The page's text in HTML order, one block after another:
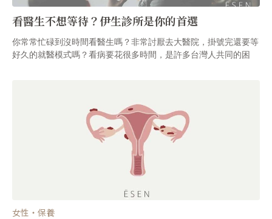
看醫生不想等待？伊生診所是你的首選
你常常忙碌到沒時間看醫生嗎？非常討厭去大醫院，掛號完還要等
好久的就醫模式嗎？看病要花很多時間，是許多台灣人共同的困
女性・保養